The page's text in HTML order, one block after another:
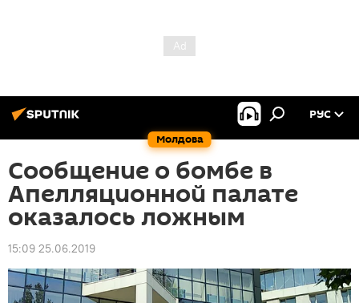
Молдова
РУС
Сообщение о бомбе в
Апелляционной палате
оказалось ложным
15:09 25.06.2019